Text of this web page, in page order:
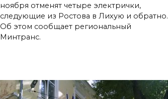
ноября отменят четыре электрички,
следующие из Ростова в Лихую и обратно.
Об этом сообщает региональный
Минтранс.